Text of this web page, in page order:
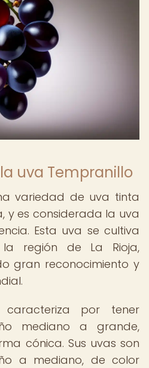
uva Tempranillo
variedad de uva tinta
y es considerada la uva
Esta uva se cultiva
la región de La Rioja,
gran reconocimiento y
caracteriza por tener
mediano a grande,
cónica. Sus uvas son
a mediano, de color